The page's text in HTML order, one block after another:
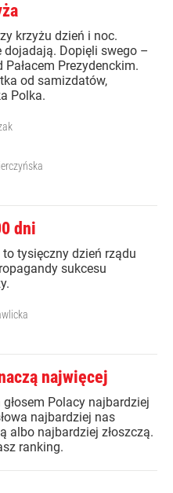
krzyżu dzień i noc.
dojadają. Dopięli swego –
Pałacem Prezydenckim.
od samizdatów,
Polka.
dni
tysięczny dzień rządu
sukcesu
najwięcej
Polacy najbardziej
najbardziej nas
albo najbardziej złoszczą.
ranking.